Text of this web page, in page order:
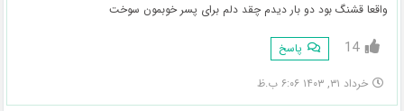
واقعا قشنگ بود دو بار دیدم چقد دلم برای پسر خوبمون سوخت
14 پاسخ
خرداد ۳۱, ۱۴۰۳ ۶:۰۶ ب.ظ